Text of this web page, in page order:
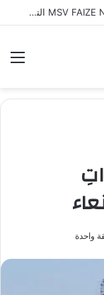
طهران : إيران تكشف اقتراب إعلان تفاهم تاريخي مع سلطنة عُمان بشأن تنظيم الملاحة في مضيق هرمز
واحدة